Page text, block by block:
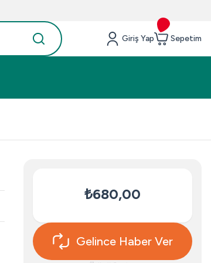
Giriş Yap Sepetim
₺680,00
Gelince Haber Ver